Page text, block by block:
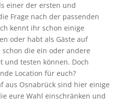
einer der ersten und
Frage nach der passenden
kennt ihr schon einige
oder habt als Gäste auf
die ein oder andere
und testen können. Doch
Location für euch?
aus Osnabrück sind hier einige
eure Wahl einschränken und